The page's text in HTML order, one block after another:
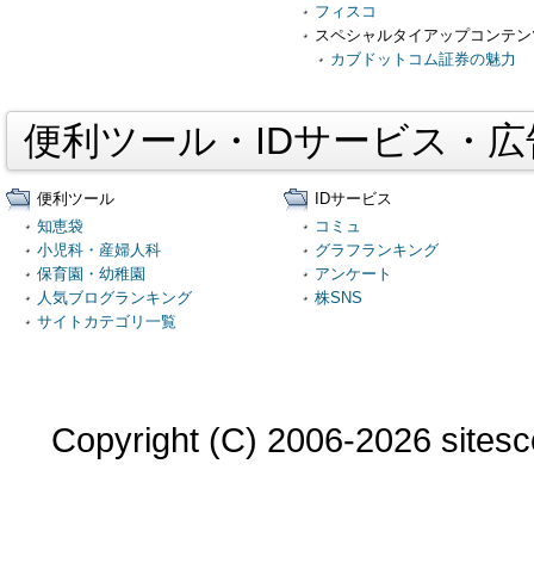
フィスコ
スペシャルタイアップコンテ
カブドットコム証券の魅力
便利ツール・IDサービス・
便利ツール
知恵袋
小児科・産婦人科
保育園・幼稚園
人気ブログランキング
サイトカテゴリ一覧
IDサービス
コミュ
グラフランキング
アンケート
株SNS
Copyright (C) 2006-2026